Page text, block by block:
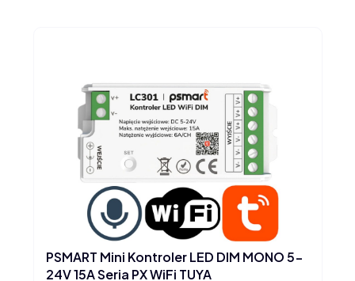
PSMART Mini Kontroler LED DIM MONO 5-
24V 15A Seria PX WiFi TUYA